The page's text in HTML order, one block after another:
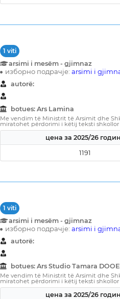
1 viti
arsimi i mesëm - gjimnaz
изборно подрачје:arsimi i
autorë:
botues: Ars Lamina
Me vendim të Ministrit të Arsimit dhe
miratohet përdorimi i këtij teksti shkollor
цена за 2025/26
1191
1 viti
arsimi i mesëm - gjimnaz
изборно подрачје:arsimi i
autorë:
botues: Ars Studio Tamara
Me vendim të Ministrit të Arsimit dhe
miratohet përdorimi i këtij teksti shkollor
цена за 2025/26